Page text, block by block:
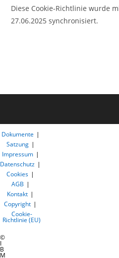
Diese Cookie-Richtlinie wurde
27.06.2025 synchronisiert.
Dokumente
Satzung
Impressum
Datenschutz
Cookies
AGB
Kontakt
Copyright
Cookie-
Richtlinie (EU)
©
I
B
M